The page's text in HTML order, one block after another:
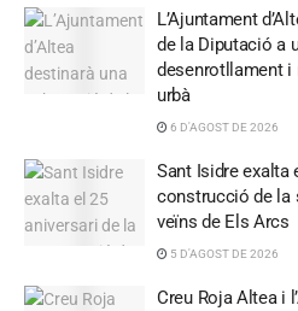
L’Ajuntament
de la Diputació a
desenrotllament i
urbà
6 D'AGOST DE 2026
Sant Isidre exalta
construcció de la
veïns de Els Arcs
5 D'AGOST DE 2026
Creu Roja Altea i